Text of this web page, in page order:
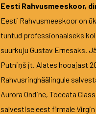
Eesti Rahvusmeeskoor,
Eesti Rahvusmeeskoor on
tuntud professionaalseks
suurkuju Gustav Ernesaks.
Putniņš jt. Alates hooajast
Rahvusringhäälingule
Aurora Ondine, Toccata
salvestise eest firmale